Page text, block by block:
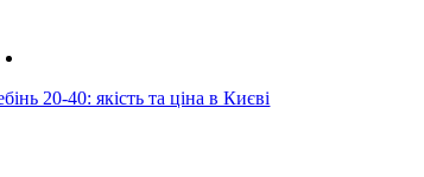
20-40: якість та ціна в Києві